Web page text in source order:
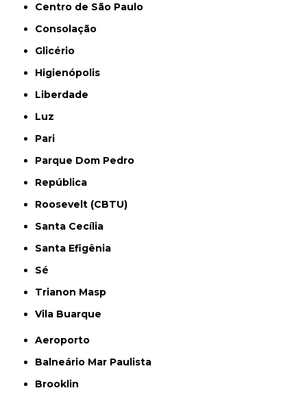
Centro de São Paulo
Consolação
Glicério
Higienópolis
Liberdade
Luz
Pari
Parque Dom Pedro
República
Roosevelt (CBTU)
Santa Cecília
Santa Efigênia
Sé
Trianon Masp
Vila Buarque
Aeroporto
Balneário Mar Paulista
Brooklin